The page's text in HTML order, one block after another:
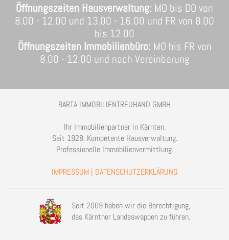
Öffnungszeiten Hausverwaltung: MO bis DO von
8.00 - 12.00 und 13.00 - 16.00 und FR von 8.00
bis 12.00
Öffnungszeiten Immobilienbüro: MO bis FR von
8.00 - 12.00 und nach Vereinbarung
BARTA IMMOBILIENTREUHAND GMBH
Ihr Immobilienpartner in Kärnten.
Seit 1928. Kompetente Hausverwaltung.
Professionelle Immobilienvermittlung.
IMPRESSUM| DATENSCHUTZERKLÄRUNG
Seit 2009 haben wir die Berechtigung,
das Kärntner Landeswappen zu führen.